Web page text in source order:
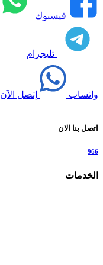
فيسبوك
تليجرام
واتساب إتصل الآن
اتصل بنا الان
966
الخدمات